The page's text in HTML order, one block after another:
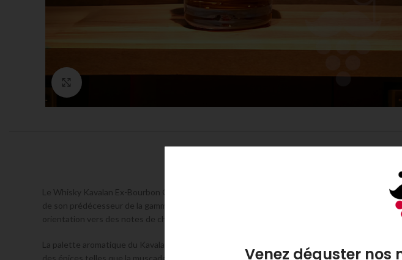
Click to enlarge
Le Whisky Kavalan Ex-Bourbon Oak est un single malt d’exception, vieilli dans des fûts de
de son prédécesseur de la gamme Solist, le Bourbon Cask, avec un équilibre de douceur et
orientation vers des notes de chêne et de vanille, qui culminent en une longue et élégante
La palette aromatique du Kavalan Ex-Bourbon Oak est riche et complexe. Il présente des
des épices telles que la muscade et la cannelle. Cette combinaison crée un profil aromatique
Venez déguster nos